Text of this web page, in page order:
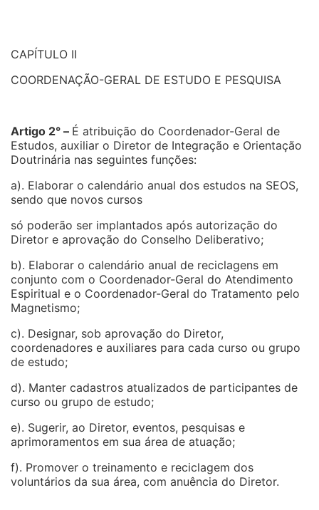
CAPÍTULO II
COORDENAÇÃO-GERAL DE ESTUDO E PESQUISA
Artigo 2° – É atribuição do Coordenador-Geral de
Estudos, auxiliar o Diretor de Integração e Orientação
Doutrinária nas seguintes funções:
a). Elaborar o calendário anual dos estudos na SEOS,
sendo que novos cursos
só poderão ser implantados após autorização do
Diretor e aprovação do Conselho Deliberativo;
b). Elaborar o calendário anual de reciclagens em
conjunto com o Coordenador-Geral do Atendimento
Espiritual e o Coordenador-Geral do Tratamento pelo
Magnetismo;
c). Designar, sob aprovação do Diretor,
coordenadores e auxiliares para cada curso ou grupo
de estudo;
d). Manter cadastros atualizados de participantes de
curso ou grupo de estudo;
e). Sugerir, ao Diretor, eventos, pesquisas e
aprimoramentos em sua área de atuação;
f). Promover o treinamento e reciclagem dos
voluntários da sua área, com anuência do Diretor.